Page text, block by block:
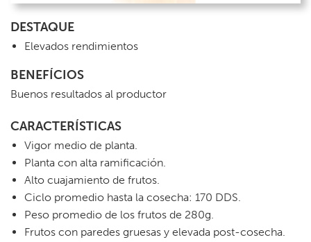
DESTAQUE
Elevados rendimientos
BENEFÍCIOS
Buenos resultados al productor
CARACTERÍSTICAS
Vigor medio de planta.
Planta con alta ramificación.
Alto cuajamiento de frutos.
Ciclo promedio hasta la cosecha: 170 DDS.
Peso promedio de los frutos de 280g.
Frutos con paredes gruesas y elevada post-cosecha.